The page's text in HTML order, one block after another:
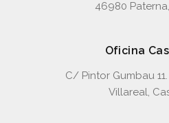
46980
Oficina
C/ Pintor Gumbau
Villareal,